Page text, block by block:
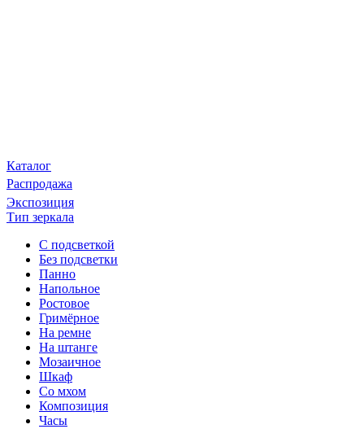
Каталог
Распродажа
Экспозиция
Тип зеркала
С подсветкой
Без подсветки
Панно
Напольное
Ростовое
Гримёрное
На ремне
На штанге
Мозаичное
Шкаф
Со мхом
Композиция
Часы